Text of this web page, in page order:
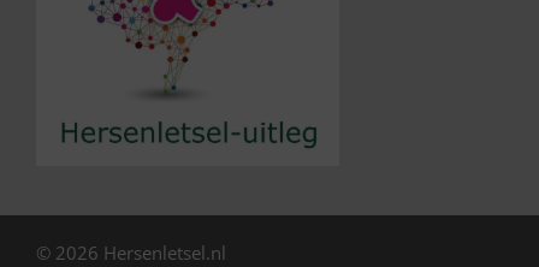
© 2026 Hersenletsel.nl